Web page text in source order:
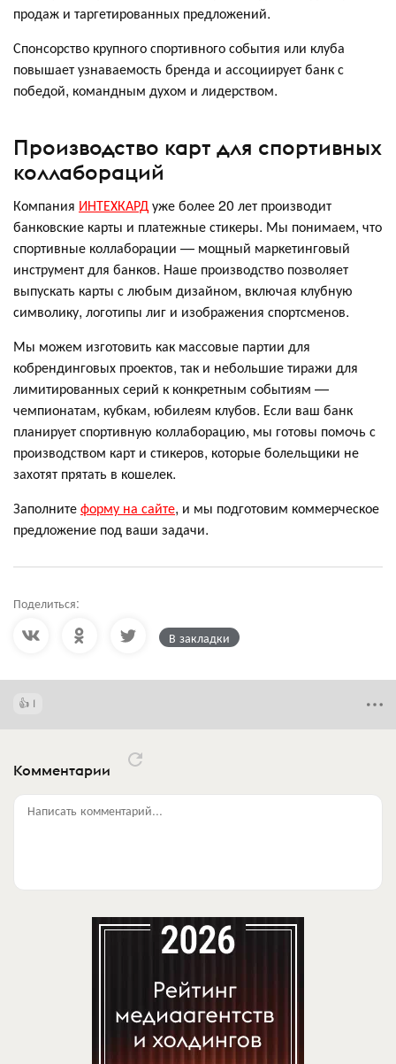
продаж и таргетированных предложений.
Спонсорство крупного спортивного события или клуба
повышает узнаваемость бренда и ассоциирует банк с
победой, командным духом и лидерством.
Производство карт для спортивных
коллабораций
Компания ИНТЕХКАРДуже более 20 лет производит
банковские карты и платежные стикеры. Мы понимаем, что
спортивные коллаборации — мощный маркетинговый
инструмент для банков. Наше производство позволяет
выпускать карты с любым дизайном, включая клубную
символику, логотипы лиг и изображения спортсменов.
Мы можем изготовить как массовые партии для
кобрендинговых проектов, так и небольшие тиражи для
лимитированных серий к конкретным событиям —
чемпионатам, кубкам, юбилеям клубов. Если ваш банк
планирует спортивную коллаборацию, мы готовы помочь с
производством карт и стикеров, которые болельщики не
захотят прятать в кошелек.
Заполнитеформу на сайте, и мы подготовим коммерческое
предложение под ваши задачи.
Поделиться:
В закладки
1
Комментарии
Написать комментарий...